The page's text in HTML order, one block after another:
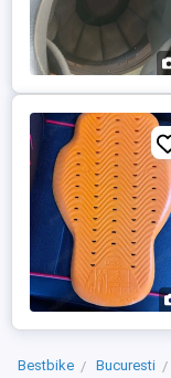
Bestbike Bucuresti